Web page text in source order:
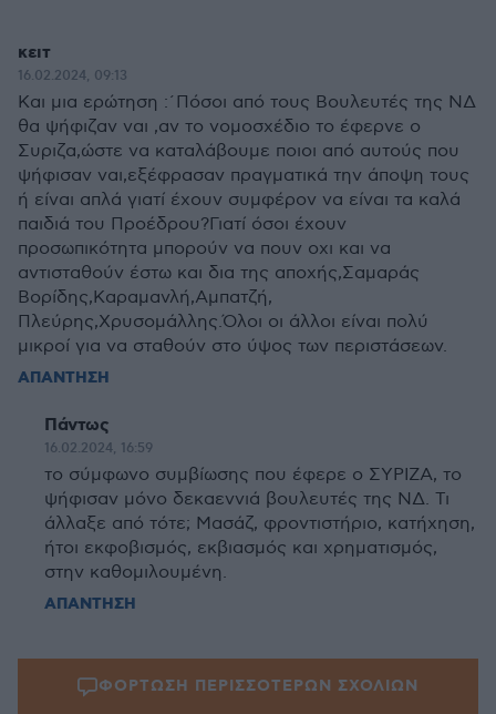
κειτ
16.02.2024, 09:13
Και μια ερώτηση :΄Πόσοι από τους Βουλευτές της ΝΔ
θα ψήφιζαν ναι ,αν το νομοσχέδιο το έφερνε ο
Συριζα,ώστε να καταλάβουμε ποιοι από αυτούς που
ψήφισαν ναι,εξέφρασαν πραγματικά την άποψη τους
ή είναι απλά γιατί έχουν συμφέρον να είναι τα καλά
παιδιά του Προέδρου?Γιατί όσοι έχουν
προσωπικότητα μπορούν να πουν οχι και να
αντισταθούν έστω και δια της αποχής,Σαμαράς
Βορίδης,Καραμανλή,Αμπατζή,
Πλεύρης,Χρυσομάλλης.Όλοι οι άλλοι είναι πολύ
μικροί για να σταθούν στο ύψος των περιστάσεων.
ΑΠΑΝΤΗΣΗ
Πάντως
16.02.2024, 16:59
το σύμφωνο συμβίωσης που έφερε ο ΣΥΡΙΖΑ, το
ψήφισαν μόνο δεκαεννιά βουλευτές της ΝΔ. Τι
άλλαξε από τότε; Μασάζ, φροντιστήριο, κατήχηση,
ήτοι εκφοβισμός, εκβιασμός και χρηματισμός,
στην καθομιλουμένη.
ΑΠΑΝΤΗΣΗ
ΦΟΡΤΩΣΗ ΠΕΡΙΣΣΟΤΕΡΩΝ ΣΧΟΛΙΩΝ